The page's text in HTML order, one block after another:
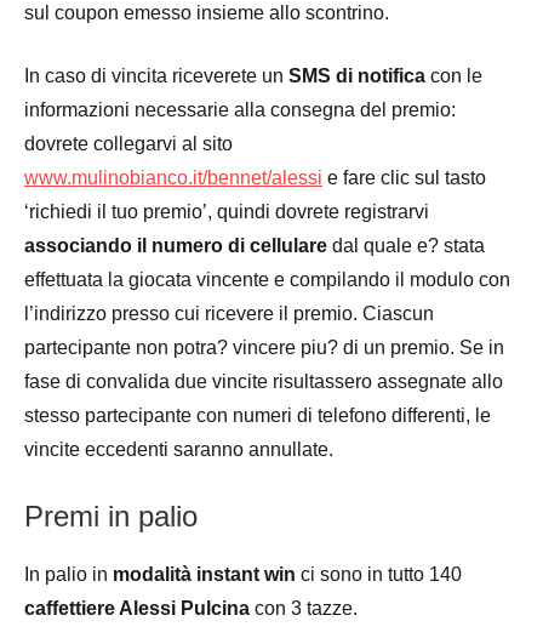
sul coupon emesso insieme allo scontrino.
In caso di vincita riceverete un SMS di notifica con le
informazioni necessarie alla consegna del premio:
dovrete collegarvi al sito
www.mulinobianco.it/bennet/alessi e fare clic sul tasto
‘richiedi il tuo premio’, quindi dovrete registrarvi
associando il numero di cellulare dal quale e? stata
effettuata la giocata vincente e compilando il modulo con
l’indirizzo presso cui ricevere il premio. Ciascun
partecipante non potra? vincere piu? di un premio. Se in
fase di convalida due vincite risultassero assegnate allo
stesso partecipante con numeri di telefono differenti, le
vincite eccedenti saranno annullate.
Premi in palio
In palio in modalità instant win ci sono in tutto 140
caffettiere Alessi Pulcina con 3 tazze.